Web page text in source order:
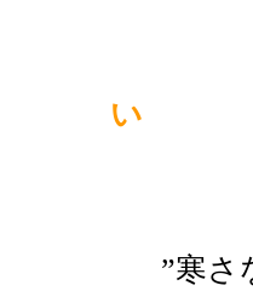
い
”寒さ